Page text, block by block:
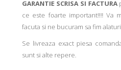
GARANTIE SCRISA SI FACTURA
ce este foarte important!!!! Va
facuta si ne bucuram sa fim
Se livreaza exact piesa
sunt si alte repere.